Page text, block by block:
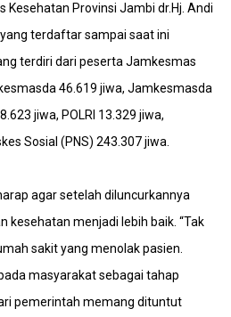
Kesehatan Provinsi Jambi dr.Hj. Andi
terdaftar sampai saat ini
terdiri dari peserta Jamkesmas
46.619 jiwa, Jamkesmasda
jiwa, POLRI 13.329 jiwa,
Sosial (PNS) 243.307 jiwa.
agar setelah diluncurkannya
kesehatan menjadi lebih baik. “Tak
sakit yang menolak pasien.
masyarakat sebagai tahap
pemerintah memang dituntut